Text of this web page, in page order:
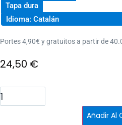
Tapa dura
Idioma: Catalán
Portes 4,90€ y gratuitos a partir de
24,50 €
El
portal
dels
Añadir Al